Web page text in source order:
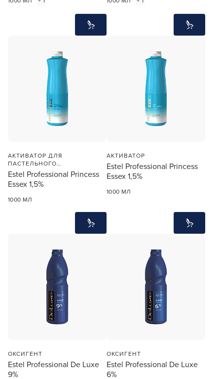
АКТИВАТОР ДЛЯ
ПАСТЕЛЬНОГО
ТОНИРОВАНИЯ
Estel Professional Princess
Essex 1,5%
1000 МЛ
АКТИВАТОР
Estel Professional Princess
Essex 1,5%
1000 МЛ
ОКСИГЕНТ
Estel Professional De Luxe
9%
ОКСИГЕНТ
Estel Professional De Luxe
6%